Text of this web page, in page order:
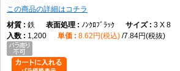
この商品の詳細はコチラ
鉄
ﾉﾝｸﾛﾌﾞﾗｯｸ 3 X 8
1,200
8.62円(税込) 7.84円(税抜)